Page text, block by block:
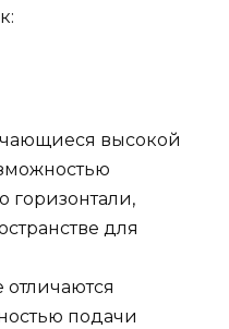
высокой
для
подачи